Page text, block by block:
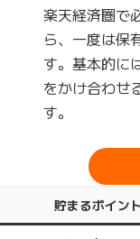
楽天経済圏で
ら、一度は保
す。基本的に
をかけ合わせ
す。
貯まるポイン